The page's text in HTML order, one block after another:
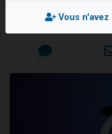
Il
Rav
Mis en ligne le Jeudi 24
Vous n'avez